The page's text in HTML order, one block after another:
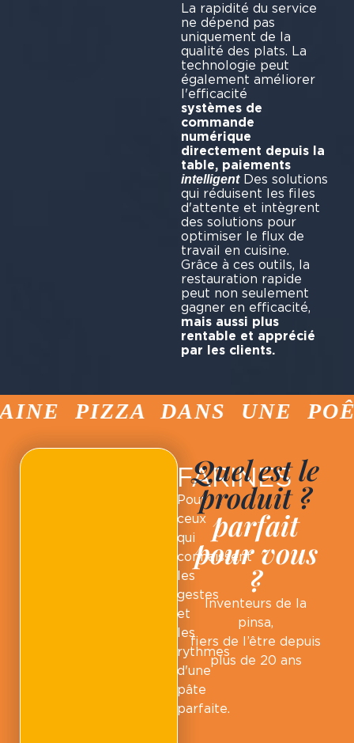
La rapidité du service
ne dépend pas
uniquement de la
qualité des plats. La
technologie peut
également améliorer
systèmes de
commande
numérique
directement depuis la
table, paiements
intelligentDes solutions
qui réduisent les files
d'attente et intègrent
des solutions pour
optimiser le flux de
travail en cuisine.
Grâce à ces outils, la
restauration rapide
peut non seulement
gagner en efficacité,
mais aussi plus
rentable et apprécié
par les clients.
PIZZA DANS UNE
FARINES
Pour
ceux
qui
connaissent
les
gestes
et
les
rythmes
d'une
pâte
parfaite.
Quel est le
produit ?
parfait
pour vous
?
Inventeurs de la
pinsa,
fiers de l’être depuis
plus de 20 ans